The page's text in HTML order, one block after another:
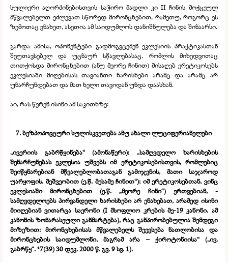
სულიერი აღორძინებისთვის საჭირო მადლი კი II ჩინის მოქცეულ
მწვალებელთ ეძლევათ სწორედ მირონცხებით, რამეთუ, როგორც ეს
ზემოთაც ვნახეთ, ასეთია ამ საიდუმლოს დანიშნულება და შინაარსი.
გარდა ამისა, ოპონენტები გადმოგვცემენ ეკლესიის პრაქტიკასთან
შეუთავსებელ და უცნაურ სწავლებასაც, რომლის მიხედვითაც
თითქოსდა მირონცხებით (ანუ მეორე ჩინით) მისაღებ ერეტიკოსებს
ეკლესიაში მიღებისას თავიანთი ხარისხები არამც და არამც არ
უნარჩუნდებათ და მათ ხელი თავიდან უნდა დაასხან.
აი, რას წერენ ისინი ამ საკითხზე:
7. ბეზპოპოვცური სულისკვეთება ანუ ახალი ლუციფერიანელები
„ივერიის გაბრწყინება“ (ამონაწერი): „სამღვდელო ხარისხების
შენარჩუნებას ეკლესია უშვებს იმ ერეტიკოსებისთვის, რომლებიც
შეიწყნარებიან მწვალებლობათაგან გამიჯვნის, მათი საჯაროდ
უარყოფის, მეშვეობით (ე.წ. მესამე ჩინით“); იმ ერეტიკოსებთან, ვინც
ეკლესიაში მირონცხებით (ე.წ. „მეორე ჩინი“) ერთვებიან, -
სამღვდელოებს პირვანდელი ხარისხები არ ენახებათ, არამედ ისინი
მიიღებიან ვითარცა საერონი (I მსოფლიო კრების მე-19 კანონი. ამ
კანონის ზონარასეული განმარტება), რაც განპირობებულია შემდეგი
მიზეზით: მირონცხებისას მწვალებელს შეევსება ნათლობისა და
მირონცხების საიდუმლონი, მაგრამ არა – ქიროტონიისა“ („ივ.
გაბრწყ“. ¹7(39) 30 დეკ. 2000 წ. გვ. 9 სვ. 1).